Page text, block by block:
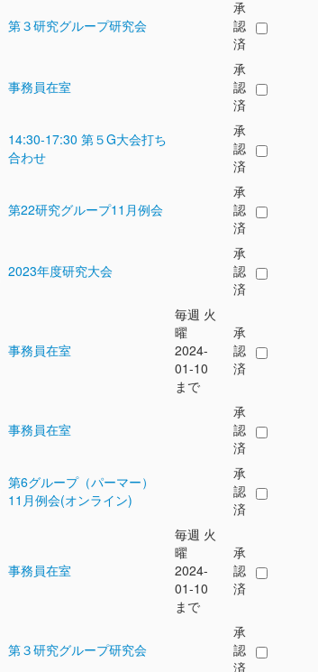
第３研究グループ研究会
承
認
済
事務員在室
承
認
済
14:30-17:30 第５G大会打ち
合わせ
承
認
済
第22研究グループ11月例会
承
認
済
2023年度研究大会
承
認
済
事務員在室
毎週 火
曜
2024-
01-10
まで
承
認
済
事務員在室
承
認
済
第6グループ（パーマー）
11月例会(オンライン)
承
認
済
事務員在室
毎週 火
曜
2024-
01-10
まで
承
認
済
第３研究グループ研究会
承
認
済